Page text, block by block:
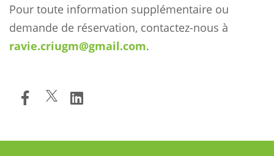
Pour toute information supplémentaire ou
demande de réservation, contactez-nous à
ravie.criugm@gmail.com.